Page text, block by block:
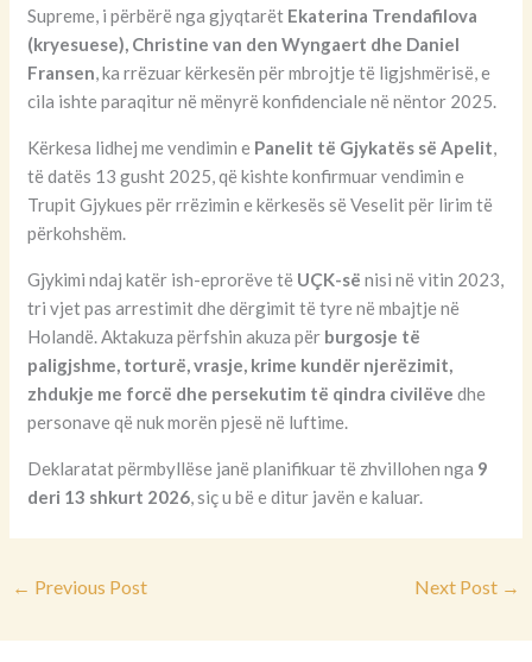
Supreme, i përbërë nga gjyqtarët Ekaterina Trendafilova
(kryesuese), Christine van den Wyngaert dhe Daniel
Fransen, ka rrëzuar kërkesën për mbrojtje të ligjshmërisë, e
cila ishte paraqitur në mënyrë konfidenciale në nëntor 2025.
Kërkesa lidhej me vendimin e Panelit të Gjykatës së Apelit,
të datës 13 gusht 2025, që kishte konfirmuar vendimin e
Trupit Gjykues për rrëzimin e kërkesës së Veselit për lirim të
përkohshëm.
Gjykimi ndaj katër ish-eprorëve të UÇK-së nisi në vitin 2023,
tri vjet pas arrestimit dhe dërgimit të tyre në mbajtje në
Holandë. Aktakuza përfshin akuza për burgosje të
paligjshme, torturë, vrasje, krime kundër njerëzimit,
zhdukje me forcë dhe persekutim të qindra civilëve dhe
personave që nuk morën pjesë në luftime.
Deklaratat përmbyllëse janë planifikuar të zhvillohen nga 9
deri 13 shkurt 2026, siç u bë e ditur javën e kaluar.
← Previous Post Next Post →